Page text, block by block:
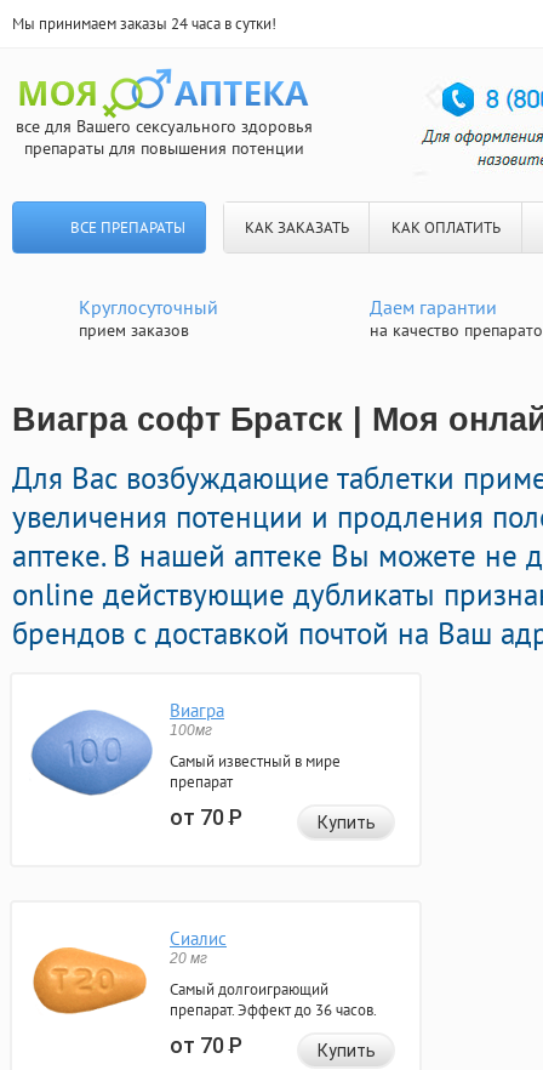
Мы принимаем заказы 24 часа в сутки!
все для Вашего сексуального здоровья
препараты для повышения потенции
ВСЕ ПРЕПАРАТЫ КАК ЗАКАЗАТЬ КАК ОПЛАТИТЬ
Круглосуточный
прием заказов
Даем гарантии
на качество
Виагра софт Братск | Моя
Для Вас возбуждающие таблетки
увеличения потенции и продления
аптеке. В нашей аптеке Вы можете не
online действующие дубликаты
брендов с доставкой почтой на Ваш
Виагра
100мг
Самый известный в мире
препарат
от 70Р Купить
Сиалис
20 мг
Самый долгоиграющий
препарат. Эффект до 36 часов.
от 70Р Купить